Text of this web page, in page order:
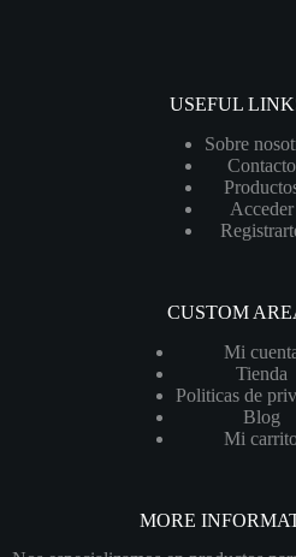
USEFUL
Sobre
Contacto
Acceder
CUSTOM
Mi
Tienda
Politicas de
Blog
Mi
MORE